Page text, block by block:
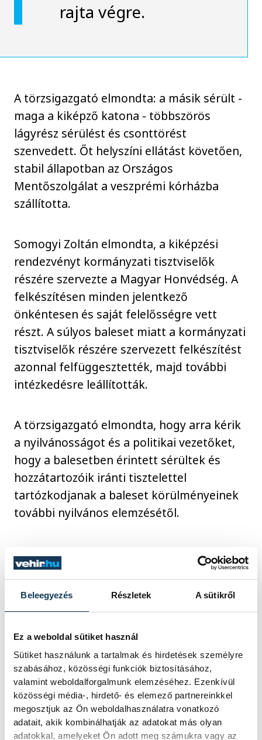
Beleegyezés Részletek A sütikről
Ez a weboldal sütiket használ
Sütiket használunk a tartalmak és hirdetések személyre
szabásához, közösségi funkciók biztosításához,
valamint weboldalforgalmunk elemzéséhez. Ezenkívül
közösségi média-, hirdető- és elemező partnereinkkel
megosztjuk az Ön weboldalhasználatra vonatkozó
adatait, akik kombinálhatják az adatokat más olyan
adatokkal, amelyeket Ön adott meg számukra vagy az
rajta végre.
A törzsigazgató elmondta: a másik sérült -
maga a kiképző katona - többszörös
lágyrész sérülést és csonttörést
szenvedett. Őt helyszíni ellátást követően,
stabil állapotban az Országos
Mentőszolgálat a veszprémi kórházba
szállította.
Somogyi Zoltán elmondta, a kiképzési
rendezvényt kormányzati tisztviselők
részére szervezte a Magyar Honvédség. A
felkészítésen minden jelentkező
önkéntesen és saját felelősségre vett
részt. A súlyos baleset miatt a kormányzati
tisztviselők részére szervezett felkészítést
azonnal felfüggesztették, majd további
intézkedésre leállították.
A törzsigazgató elmondta, hogy arra kérik
a nyilvánosságot és a politikai vezetőket,
hogy a balesetben érintett sérültek és
hozzátartozóik iránti tisztelettel
tartózkodjanak a baleset körülményeinek
további nyilvános elemzésétől.
közélet
Magyar Honvédség
SZERZŐ
vehir.hu